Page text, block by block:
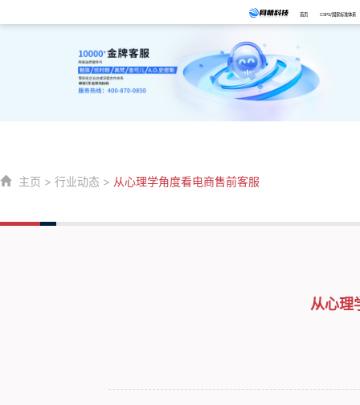
首页 CSPS/国家标准体系
主页 > 行业动态 > 从心理学角度看电商售前客服
从心理